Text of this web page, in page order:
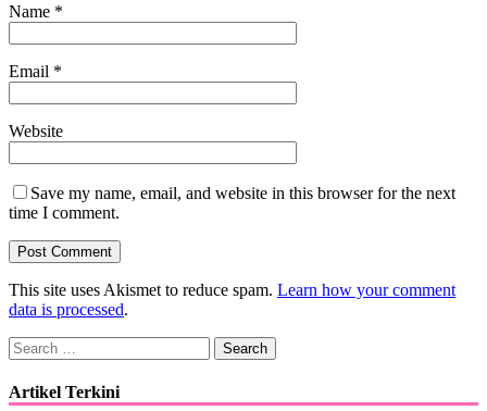
Name *
Email *
Website
Save my name, email, and website in this browser for the next
time I comment.
This site uses Akismet to reduce spam. Learn how your comment
data is processed.
Search
for:
Artikel Terkini